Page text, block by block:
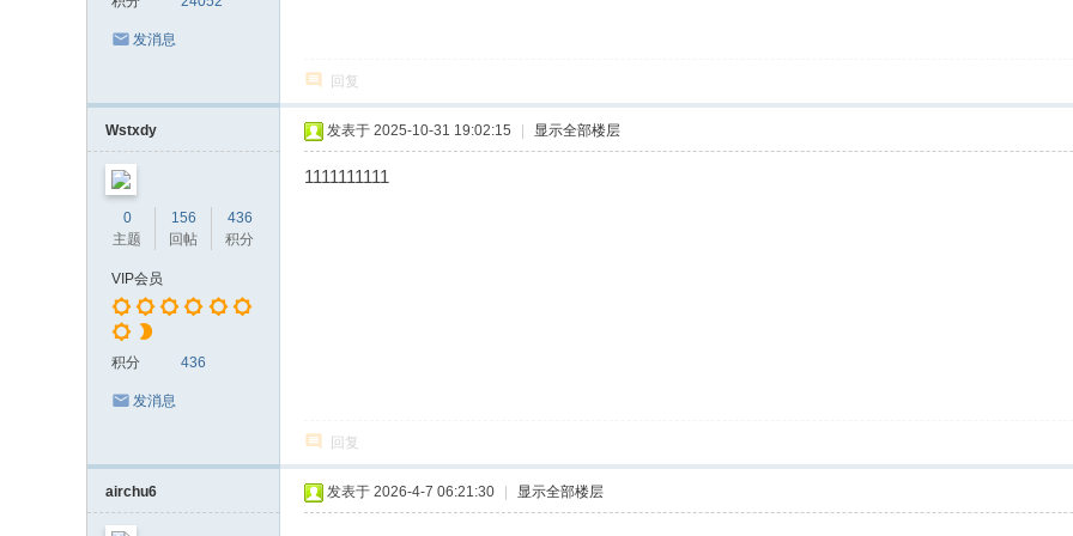
发消息
回复
Wstxdy
0
主题
156
回帖
436
积分
VIP会员
积分 436
发消息
发表于 2025-10-31 19:02:15 显示全部楼层
1111111111
回复
airchu6 发表于 2026-4-7 06:21:30 显示全部楼层